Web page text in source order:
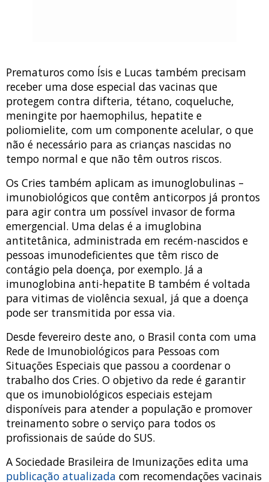
Prematuros como Ísis e Lucas também precisam
receber uma dose especial das vacinas que
protegem contra difteria, tétano, coqueluche,
meningite por haemophilus, hepatite e
poliomielite, com um componente acelular, o que
não é necessário para as crianças nascidas no
tempo normal e que não têm outros riscos.
Os Cries também aplicam as imunoglobulinas –
imunobiológicos que contêm anticorpos já prontos
para agir contra um possível invasor de forma
emergencial. Uma delas é a imuglobina
antitetânica, administrada em recém-nascidos e
pessoas imunodeficientes que têm risco de
contágio pela doença, por exemplo. Já a
imunoglobina anti-hepatite B também é voltada
para vitimas de violência sexual, já que a doença
pode ser transmitida por essa via.
Desde fevereiro deste ano, o Brasil conta com uma
Rede de Imunobiológicos para Pessoas com
Situações Especiais que passou a coordenar o
trabalho dos Cries. O objetivo da rede é garantir
que os imunobiológicos especiais estejam
disponíveis para atender a população e promover
treinamento sobre o serviço para todos os
profissionais de saúde do SUS.
A Sociedade Brasileira de Imunizações edita uma
publicação atualizada com recomendações vacinais